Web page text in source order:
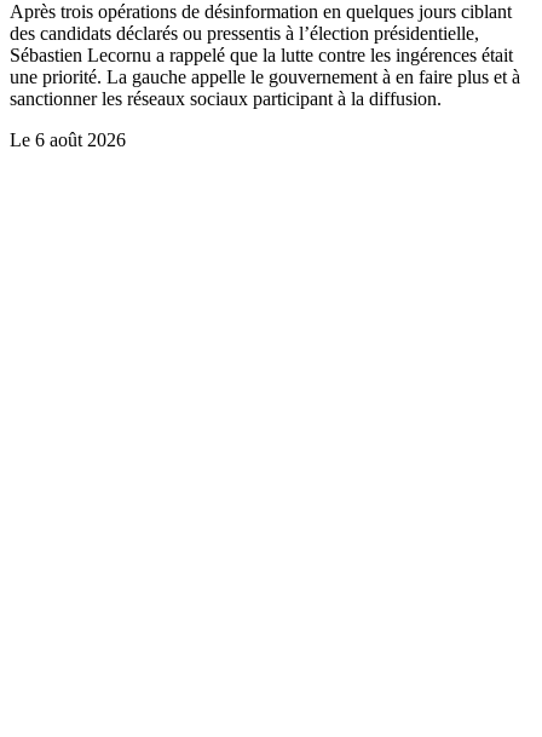
Après trois opérations de désinformation en quelques jours ciblant
des candidats déclarés ou pressentis à l’élection présidentielle,
Sébastien Lecornu a rappelé que la lutte contre les ingérences était
une priorité. La gauche appelle le gouvernement à en faire plus et à
sanctionner les réseaux sociaux participant à la diffusion.
Le 6 août 2026